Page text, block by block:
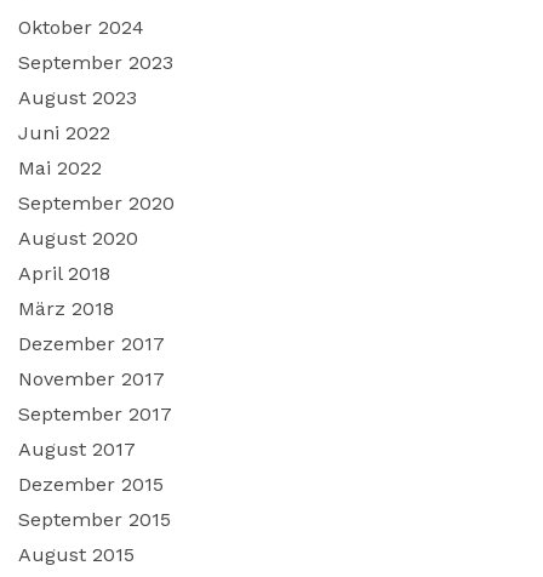
Oktober 2024
September 2023
August 2023
Juni 2022
Mai 2022
September 2020
August 2020
April 2018
März 2018
Dezember 2017
November 2017
September 2017
August 2017
Dezember 2015
September 2015
August 2015